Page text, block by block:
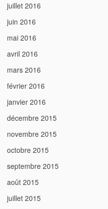
juillet 2016
juin 2016
mai 2016
avril 2016
mars 2016
février 2016
janvier 2016
décembre 2015
novembre 2015
octobre 2015
septembre 2015
août 2015
juillet 2015